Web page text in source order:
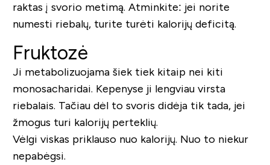
raktas į svorio metimą. Atminkite: jei norite
numesti riebalų, turite turėti kalorijų deficitą.
Fruktozė
Ji metabolizuojama šiek tiek kitaip nei kiti
monosacharidai. Kepenyse ji lengviau virsta
riebalais. Tačiau dėl to svoris didėja tik tada, jei
žmogus turi kalorijų perteklių.
Vėlgi viskas priklauso nuo kalorijų. Nuo to niekur
nepabėgsi.